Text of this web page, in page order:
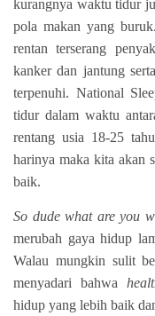
kurangnya waktu tidur
pola makan yang
rentan terserang
kanker dan jantung
terpenuhi. National
tidur dalam waktu
rentang usia 18-25
harinya maka kita akan
baik.
So dude what are you
merubah gaya hidup
Walau mungkin sulit
menyadari bahwa
hidup yang lebih baik